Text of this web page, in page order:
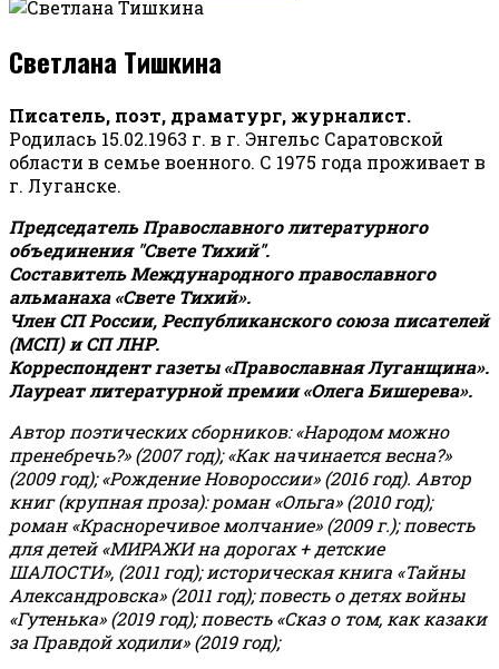
Светлана Тишкина
Писатель, поэт, драматург, журналист.
Родилась 15.02.1963 г. в г. Энгельс Саратовской
области в семье военного. С 1975 года проживает в
г. Луганске.
Председатель Православного литературного
объединения "Свете Тихий".
Составитель Международного православного
альманаха «Свете Тихий».
Член СП России, Республиканского союза писателей
(МСП) и СП ЛНР.
Корреспондент газеты «Православная Луганщина».
Лауреат литературной премии «Олега Бишерева».
Автор поэтических сборников: «Народом можно
пренебречь?» (2007 год); «Как начинается весна?»
(2009 год); «Рождение Новороссии» (2016 год). Автор
книг (крупная проза): роман «Ольга» (2010 год);
роман «Красноречивое молчание» (2009 г.); повесть
для детей «МИРАЖИ на дорогах + детские
ШАЛОСТИ», (2011 год); историческая книга «Тайны
Александровска» (2011 год); повесть о детях войны
«Гутенька» (2019 год); повесть «Сказ о том, как казаки
за Правдой ходили» (2019 год);